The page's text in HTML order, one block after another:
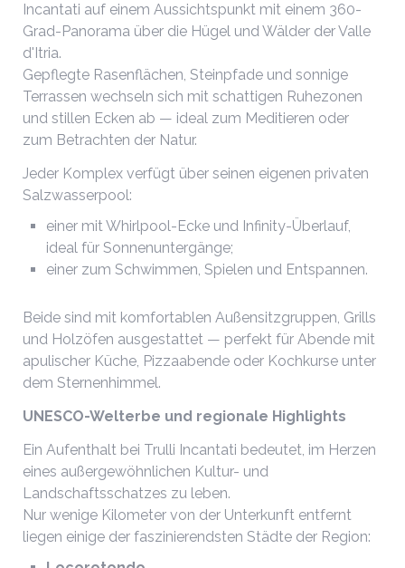
Incantati auf einem Aussichtspunkt mit einem 360-
Grad-Panorama über die Hügel und Wälder der Valle
d'Itria.
Gepflegte Rasenflächen, Steinpfade und sonnige
Terrassen wechseln sich mit schattigen Ruhezonen
und stillen Ecken ab — ideal zum Meditieren oder
zum Betrachten der Natur.
Jeder Komplex verfügt über seinen eigenen privaten
Salzwasserpool:
einer mit Whirlpool-Ecke und Infinity-Überlauf,
ideal für Sonnenuntergänge;
einer zum Schwimmen, Spielen und Entspannen.
Beide sind mit komfortablen Außensitzgruppen, Grills
und Holzöfen ausgestattet — perfekt für Abende mit
apulischer Küche, Pizzaabende oder Kochkurse unter
dem Sternenhimmel.
UNESCO-Welterbe und regionale Highlights
Ein Aufenthalt bei Trulli Incantati bedeutet, im Herzen
eines außergewöhnlichen Kultur- und
Landschaftsschatzes zu leben.
Nur wenige Kilometer von der Unterkunft entfernt
liegen einige der faszinierendsten Städte der Region: